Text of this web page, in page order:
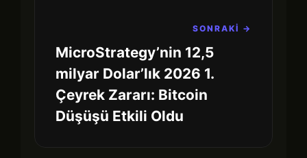
SONRAKİ →
MicroStrategy’nin 12,5
milyar Dolar’lık 2026 1.
Çeyrek Zararı: Bitcoin
Düşüşü Etkili Oldu